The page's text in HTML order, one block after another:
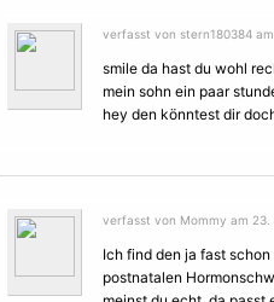
verfasst von stern180384
smile da hast du wohl
mein sohn ein paar
hey den könntest dir
verfasst von Mommy am 23.
Ich find den ja fast
postnatalen